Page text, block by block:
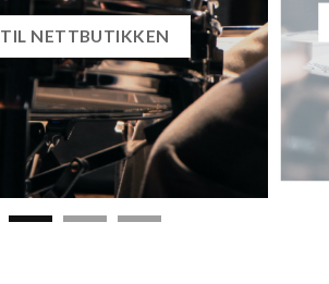
TIL NETTBUTIKKEN